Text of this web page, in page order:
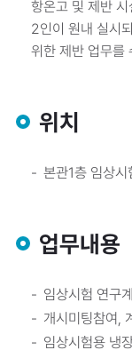
항온고 및 제반
2인이 원내 실시
위한 제반 업무를
위치
본관1층 임상시
업무내용
임상시험 연구
개시미팅참여,
임상시험용 냉